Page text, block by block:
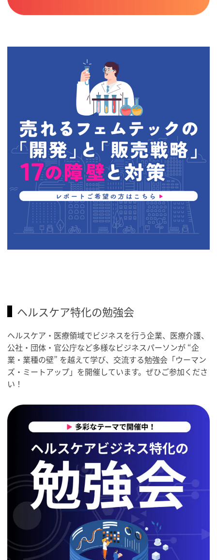
ヘルスケア特化の勉強会
ヘルスケア・医療領域でビジネスを行う企業、医療介護、
公社・団体・官公庁など多様なビジネスパーソンが “企
業・業種の壁” を越えて学び、交流する勉強会「ウーマン
ズ・ミートアップ」を開催しています。ぜひご参加くださ
い！